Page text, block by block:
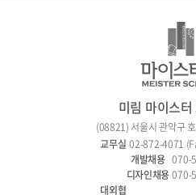
미림 마이스
(08821) 서울시 관악구
02-872-4071
070-
070-